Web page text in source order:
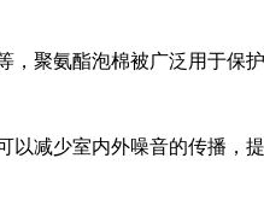
聚氨酯泡棉被广泛用于保
减少室内外噪音的传播，提